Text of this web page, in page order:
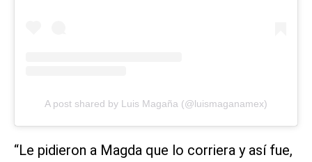
A post shared by Luis Magaña (@luismaganamex)
“Le pidieron a Magda que lo corriera y así fue,